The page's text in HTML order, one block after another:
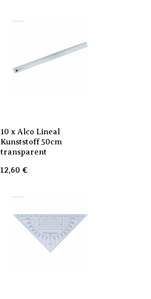
10 x Alco Lineal
Kunststoff 50cm
transparent
12,60 €